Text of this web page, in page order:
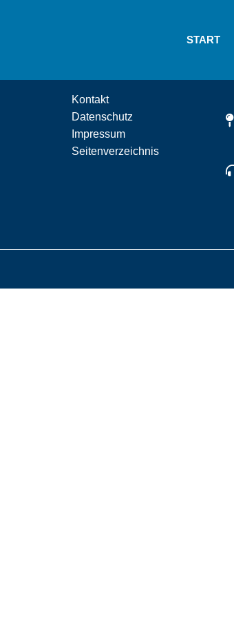
START
Kontakt
Datenschutz
Impressum
Seitenverzeichnis